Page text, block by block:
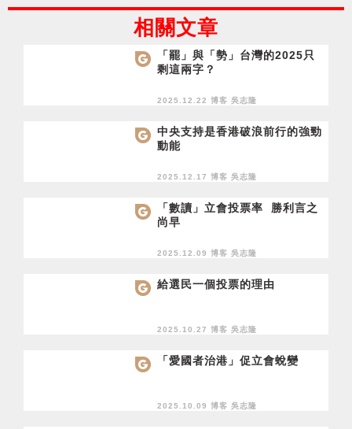
相關文章
「罷」與「勢」台灣的2025只
剩這兩字？
2025.12.22 博客 吳志隆
中央支持是香港破浪前行的強勁
動能
2025.12.17 博客 吳志隆
「數讀」立會投票率 勝利言之
尚早
2025.12.09 博客 吳志隆
給選民一個投票的理由
2025.10.27 博客 吳志隆
「愛國者治港」促立會蛻變
2025.10.09 博客 吳志隆